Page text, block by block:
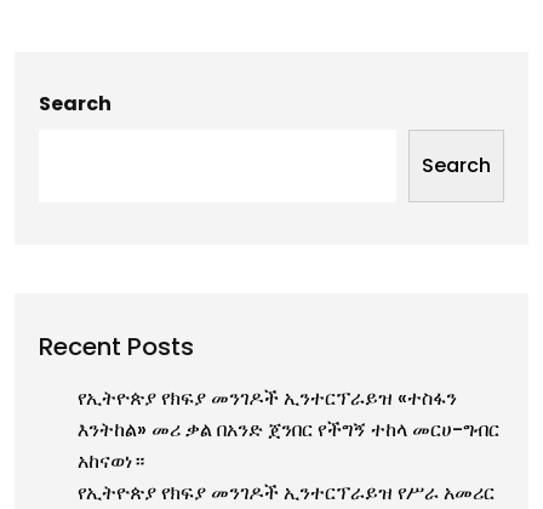
Search
Search
Recent Posts
የኢትዮጵያ የክፍያ መንገዶች ኢንተርፕራይዝ «ተስፋን
እንትከል» መሪ ቃል በአንድ ጀንበር የችግኝ ተከላ መርሀ-ግብር
አከናወነ።
የኢትዮጵያ የክፍያ መንገዶች ኢንተርፕራይዝ የሥራ አመሪር